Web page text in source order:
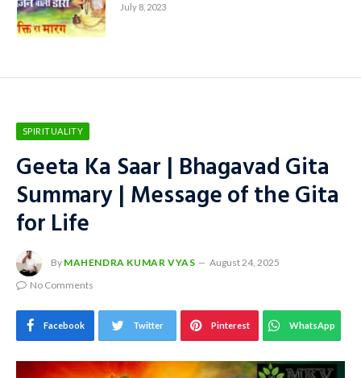
July 8, 2023
SPIRITUALITY
Geeta Ka Saar | Bhagavad Gita
Summary | Message of the Gita
for Life
By MAHENDRA KUMAR VYAS
August 24, 2025
No Comments
Facebook Twitter Pinterest WhatsApp